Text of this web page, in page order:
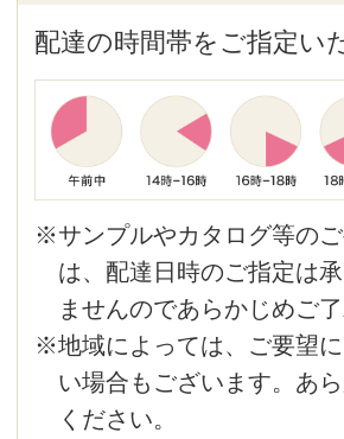
ツール
書籍
キャンペーン
他の商品を
オンラインショップを
ご利用の方へ
定期購入について